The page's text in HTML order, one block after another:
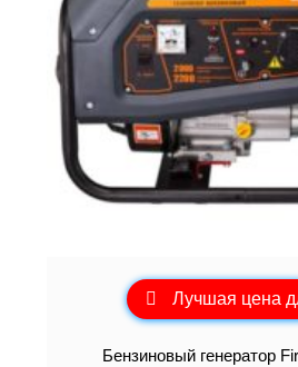
Лучшая цена
Бензиновый генератор